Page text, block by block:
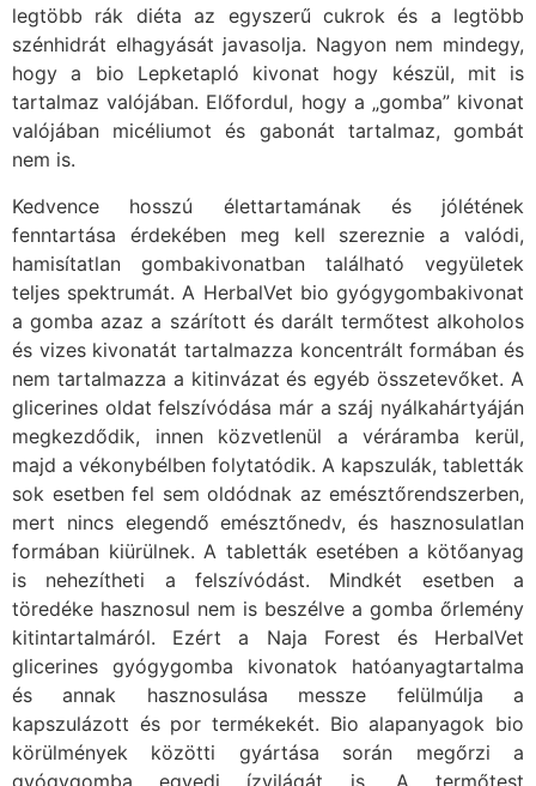
legtöbb rák diéta az egyszerű cukrok és a legtöbb
szénhidrát elhagyását javasolja. Nagyon nem mindegy,
hogy a bio Lepketapló kivonat hogy készül, mit is
tartalmaz valójában. Előfordul, hogy a „gomba” kivonat
valójában micéliumot és gabonát tartalmaz, gombát
nem is.
Kedvence hosszú élettartamának és jólétének
fenntartása érdekében meg kell szereznie a valódi,
hamisítatlan gombakivonatban található vegyületek
teljes spektrumát. A HerbalVet bio gyógygombakivonat
a gomba azaz a szárított és darált termőtest alkoholos
és vizes kivonatát tartalmazza koncentrált formában és
nem tartalmazza a kitinvázat és egyéb összetevőket. A
glicerines oldat felszívódása már a száj nyálkahártyáján
megkezdődik, innen közvetlenül a véráramba kerül,
majd a vékonybélben folytatódik. A kapszulák, tabletták
sok esetben fel sem oldódnak az emésztőrendszerben,
mert nincs elegendő emésztőnedv, és hasznosulatlan
formában kiürülnek. A tabletták esetében a kötőanyag
is nehezítheti a felszívódást. Mindkét esetben a
töredéke hasznosul nem is beszélve a gomba őrlemény
kitintartalmáról. Ezért a Naja Forest és HerbalVet
glicerines gyógygomba kivonatok hatóanyagtartalma
és annak hasznosulása messze felülmúlja a
kapszulázott és por termékekét. Bio alapanyagok bio
körülmények közötti gyártása során megőrzi a
gyógygomba egyedi ízvilágát is. A termőtest